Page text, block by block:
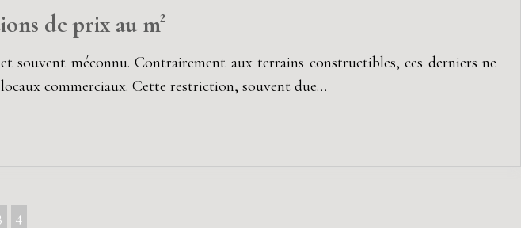
de prix au m²
méconnu. Contrairement aux terrains constructibles, ces derniers ne
commerciaux. Cette restriction, souvent due…
4